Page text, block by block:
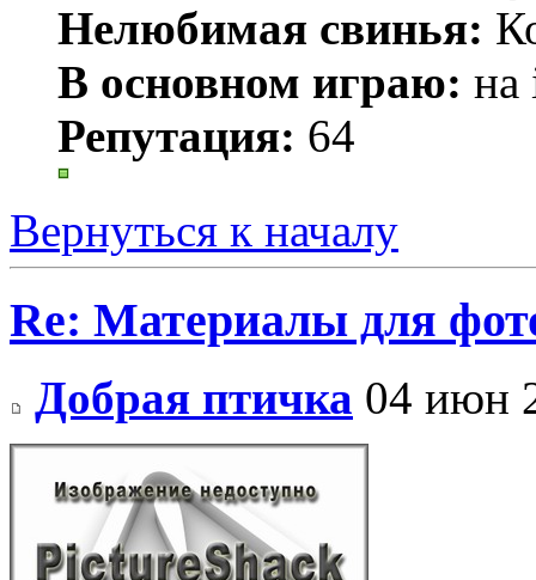
Нелюбимая свинья:
В основном играю: на
Репутация: 64
Вернуться к началу
Re: Материалы для
Добрая птичка 04 июн